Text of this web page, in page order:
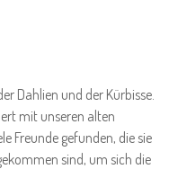
Dahlien und der Kürbisse.
mit unseren alten
Freunde gefunden, die sie
sind, um sich die